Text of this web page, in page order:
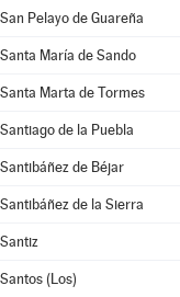
San Pelayo de Guareña
Santa María de Sando
Santa Marta de Tormes
Santiago de la Puebla
Santibáñez de Béjar
Santibáñez de la Sierra
Santiz
Santos (Los)